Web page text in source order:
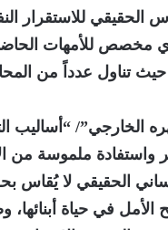
الحقيقي للاستقرار
للأمهات
حيث تناول عدداً من
الخارجي”/ “أساليب
واستفادة ملموسة من
الحقيقي لا
في حياة أبنائها،